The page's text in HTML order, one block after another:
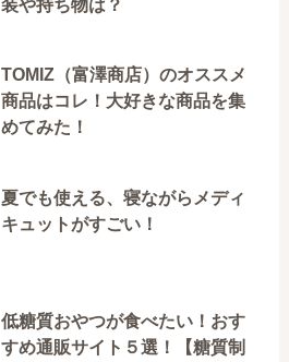
TOMIZ（富澤商店）のオススメ
商品はコレ！大好きな商品を集
めてみた！
夏でも使える、寝ながらメディ
キュットがすごい！
低糖質おやつが食べたい！おす
すめ通販サイト５選！【糖質制